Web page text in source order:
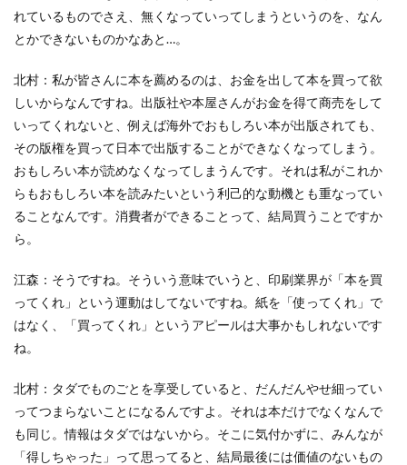
れているものでさえ、無くなっていってしまうというのを、なん
とかできないものかなあと…。
北村：私が皆さんに本を薦めるのは、お金を出して本を買って欲
しいからなんですね。出版社や本屋さんがお金を得て商売をして
いってくれないと、例えば海外でおもしろい本が出版されても、
その版権を買って日本で出版することができなくなってしまう。
おもしろい本が読めなくなってしまうんです。それは私がこれか
らもおもしろい本を読みたいという利己的な動機とも重なってい
ることなんです。消費者ができることって、結局買うことですか
ら。
江森：そうですね。そういう意味でいうと、印刷業界が「本を買
ってくれ」という運動はしてないですね。紙を「使ってくれ」で
はなく、「買ってくれ」というアピールは大事かもしれないです
ね。
北村：タダでものごとを享受していると、だんだんやせ細ってい
ってつまらないことになるんですよ。それは本だけでなくなんで
も同じ。情報はタダではないから。そこに気付かずに、みんなが
「得しちゃった」って思ってると、結局最後には価値のないもの
ガモット
カラーコーディネーション
カラーコットン
カラーサンプル
キャリアフェスタ
キャリア教育
キャリデザイン
キントーン
グソクムズ クチロロ
クッキリ
クマ
クラウドファンディング
クラフトマルシェ
グリーンプリンティング
クリエイティブ
クリエイティブの未来
クリエイティブプリンティング
ココラボ
こころの健康相談センター
ゴシック体
コスト削減
こども相談 こども食堂
ゴミ箱
サイバーセキュリティ対策
サイバーセキュリティ月間
サイバーレジリエンス
サイバーレジリエンスのためのコミュニケーション